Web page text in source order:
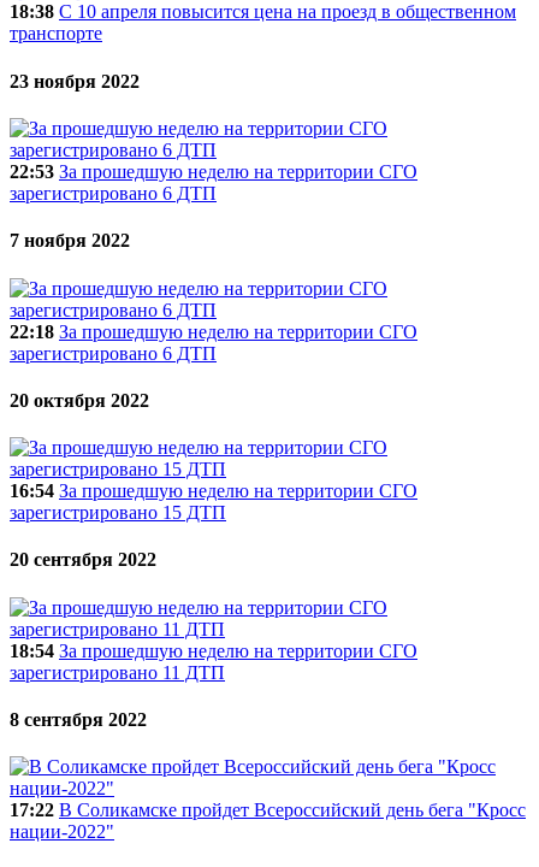
18:38 С 10 апреля повысится цена на проезд в общественном
транспорте
23 ноября 2022
22:53 За прошедшую неделю на территории СГО
зарегистрировано 6 ДТП
7 ноября 2022
22:18 За прошедшую неделю на территории СГО
зарегистрировано 6 ДТП
20 октября 2022
16:54 За прошедшую неделю на территории СГО
зарегистрировано 15 ДТП
20 сентября 2022
18:54 За прошедшую неделю на территории СГО
зарегистрировано 11 ДТП
8 сентября 2022
17:22 В Соликамске пройдет Всероссийский день бега "Кросс
нации-2022"